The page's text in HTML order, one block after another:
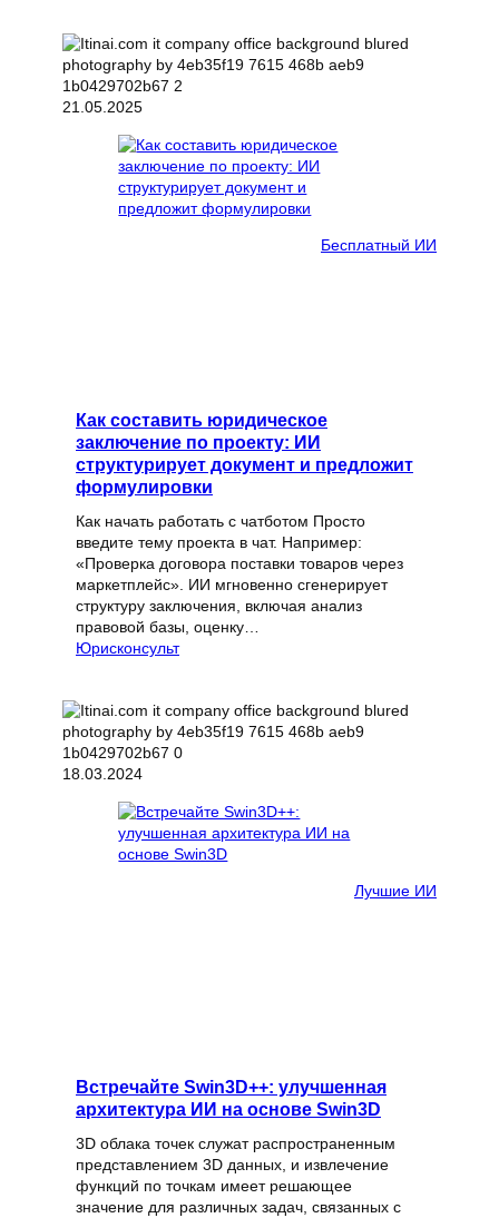
21.05.2025
Бесплатный ИИ
Как составить юридическое
заключение по проекту: ИИ
структурирует документ и предложит
формулировки
Как начать работать с чатботом Просто
введите тему проекта в чат. Например:
«Проверка договора поставки товаров через
маркетплейс». ИИ мгновенно сгенерирует
структуру заключения, включая анализ
правовой базы, оценку…
Юрисконсульт
18.03.2024
Лучшие ИИ
Встречайте Swin3D++: улучшенная
архитектура ИИ на основе Swin3D
3D облака точек служат распространенным
представлением 3D данных, и извлечение
функций по точкам имеет решающее
значение для различных задач, связанных с